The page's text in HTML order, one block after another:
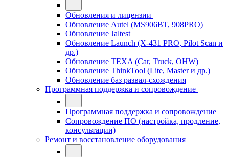
Обновления и лицензии
Обновление Autel (MS906BT, 908PRO)
Обновление Jaltest
Обновление Launch (X-431 PRO, Pilot Scan и
др.)
Обновление TEXA (Car, Truck, OHW)
Обновление ThinkTool (Lite, Master и др.)
Обновление баз развал-схождения
Программная поддержка и сопровождение
Программная поддержка и сопровождение
Сопровождение ПО (настройка, продление,
консультации)
Ремонт и восстановление оборудования